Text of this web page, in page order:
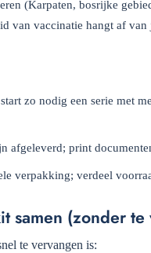
(Karpaten, bosrijke
van vaccinatie hangt af van
zo nodig een serie met
afgeleverd; print
verpakking; verdeel
samen (zonder
te vervangen is: